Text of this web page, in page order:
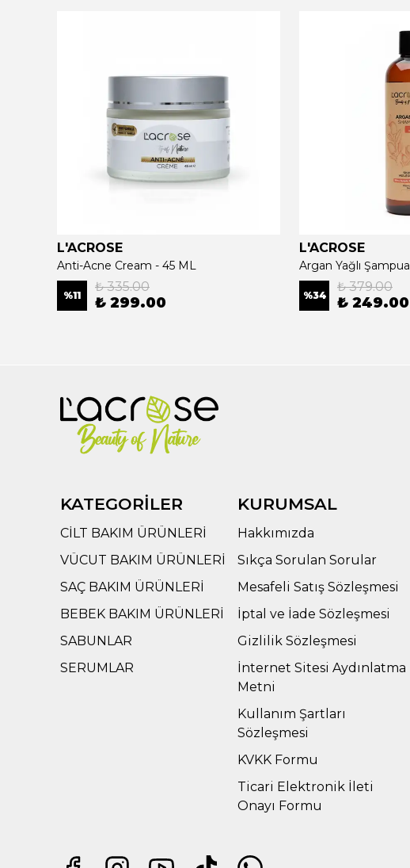
L'ACROSE
Anti-Acne Cream - 45 ML
%11
₺ 335.00
₺ 299.00
L'ACROSE
%34
₺ 379.00
₺ 249.00
KATEGORİLER
CİLT BAKIM ÜRÜNLERİ
VÜCUT BAKIM ÜRÜNLERİ
SAÇ BAKIM ÜRÜNLERİ
BEBEK BAKIM ÜRÜNLERİ
SABUNLAR
SERUMLAR
KURUMSAL
Hakkımızda
Sıkça Sorulan Sorular
Mesafeli Satış Sözleşmesi
İptal ve İade Sözleşmesi
Gizlilik Sözleşmesi
İnternet Sitesi Aydınlatma
Metni
Kullanım Şartları
Sözleşmesi
KVKK Formu
Ticari Elektronik İleti
Onayı Formu